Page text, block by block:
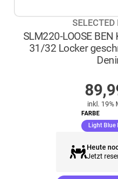
SLM220-LOOSE BEN
31/32 Locker
inkl. 19%
FARBE
Light Blue
Heute
Jetzt